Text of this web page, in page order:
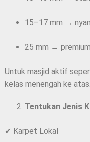
15–17 mm →
25 mm →
Untuk masjid aktif
kelas menengah ke atas.
Tentukan Jenis
✔ Karpet Lokal